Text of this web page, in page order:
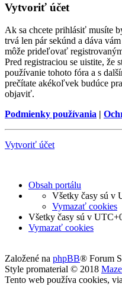
Vytvoriť účet
Ak sa chcete prihlásiť musíte
trvá len pár sekúnd a dáva
môže prideľovať
Pred registraciou se uistite, že
používanie tohoto fóra a s
prečítate akékoľvek budúce
objaviť.
Podmienky používania |
Vytvoriť účet
Obsah portálu
Všetky časy sú v
Vymazať cookies
Všetky časy sú v
Vymazať cookies
Založené na phpBB® Forum
Style promaterial © 2018
Tento web používa cookies,